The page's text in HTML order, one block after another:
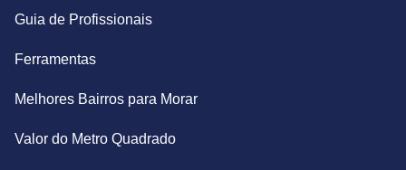
Guia de Profissionais
Ferramentas
Melhores Bairros para Morar
Valor do Metro Quadrado